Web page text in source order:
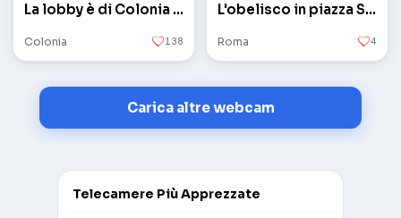
La lobby è di Colonia / Bonn
Colonia 138
L'obelisco in piazza San Pietro in Vaticano
Roma 4
Carica altre webcam
Telecamere Più Apprezzate